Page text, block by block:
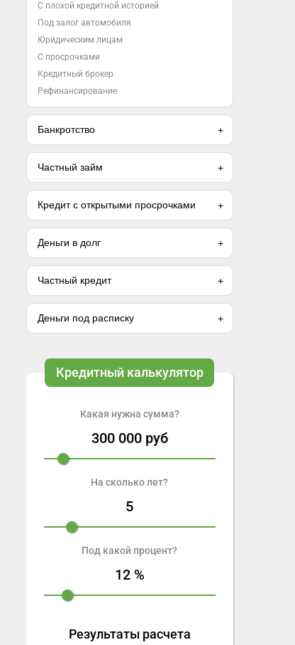
С плохой кредитной историей
Под залог автомобиля
Юридическим лицам
С просрочками
Кредитный брокер
Рефинансирование
Банкротство
Частный займ
Кредит с открытыми просрочками
Деньги в долг
Частный кредит
Деньги под расписку
Кредитный калькулятор
Какая нужна сумма?
300 000руб
На сколько лет?
5
Под какой процент?
12%
Результаты расчета